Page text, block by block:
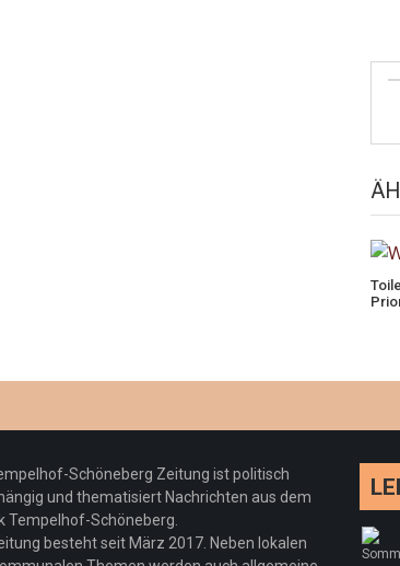
Schöneberg Zeitung ist politisch
und thematisiert Nachrichten aus dem
Tempelhof-Schöneberg.
besteht seit März 2017. Neben lokalen